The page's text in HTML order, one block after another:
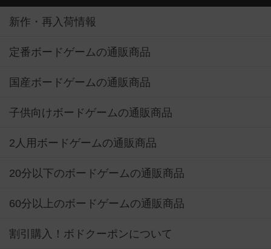
新作・再入荷情報
定番ボードゲームの通販商品
国産ボードゲームの通販商品
子供向けボードゲームの通販商品
2人用ボードゲームの通販商品
20分以下のボードゲームの通販商品
60分以上のボードゲームの通販商品
割引購入！ボドクーポンについて